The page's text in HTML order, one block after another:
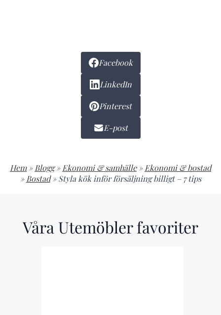
Facebook
LinkedIn
Pinterest
E-post
Hem » Blogg » Ekonomi & samhälle » Ekonomi & bostad
» Bostad » Styla kök inför försäljning billigt – 7 tips
Våra Utemöbler favoriter